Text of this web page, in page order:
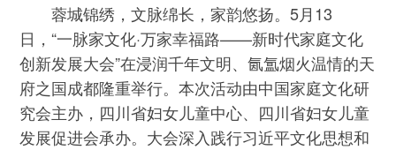
蓉城锦绣，文脉绵长，家韵悠扬。5月13
日，“一脉家文化·万家幸福路——新时代家庭文化
创新发展大会”在浸润千年文明、氤氲烟火温情的天
府之国成都隆重举行。本次活动由中国家庭文化研
究会主办，四川省妇女儿童中心、四川省妇女儿童
发展促进会承办。大会深入践行习近平文化思想和